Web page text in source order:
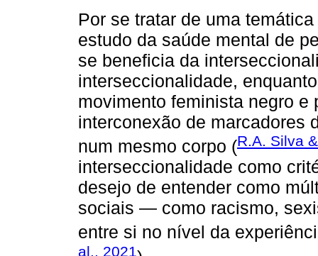
Por se tratar de uma
estudo da saúde mental de
se beneficia da
interseccionalidade,
movimento feminista negro e
interconexão de marcadores
num mesmo corpo (R.A. Silva
interseccionalidade como
desejo de entender como
sociais — como racismo,
entre si no nível da
al., 2021